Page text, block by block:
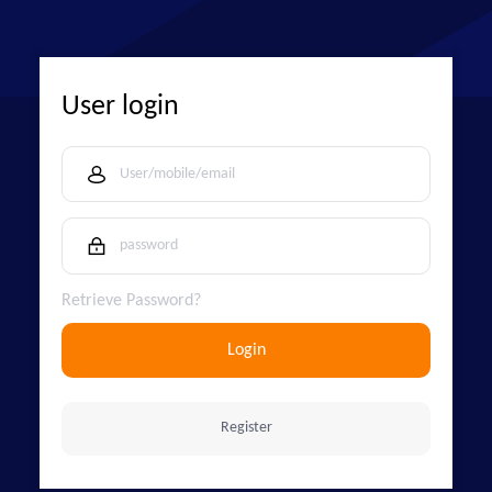
User login
Retrieve Password?